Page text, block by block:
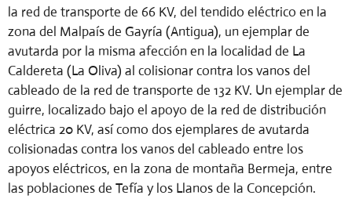
la red de transporte de 66 KV, del tendido eléctrico en la
zona del Malpaís de Gayría (Antigua), un ejemplar de
avutarda por la misma afección en la localidad de La
Caldereta (La Oliva) al colisionar contra los vanos del
cableado de la red de transporte de 132 KV. Un ejemplar de
guirre, localizado bajo el apoyo de la red de distribución
eléctrica 20 KV, así como dos ejemplares de avutarda
colisionadas contra los vanos del cableado entre los
apoyos eléctricos, en la zona de montaña Bermeja, entre
las poblaciones de Tefía y los Llanos de la Concepción.